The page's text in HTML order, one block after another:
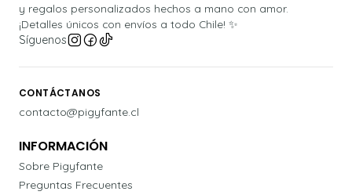
y regalos personalizados hechos a mano con amor.
¡Detalles únicos con envíos a todo Chile! ✨
Síguenos
CONTÁCTANOS
contacto@pigyfante.cl
INFORMACIÓN
Sobre Pigyfante
Preguntas Frecuentes